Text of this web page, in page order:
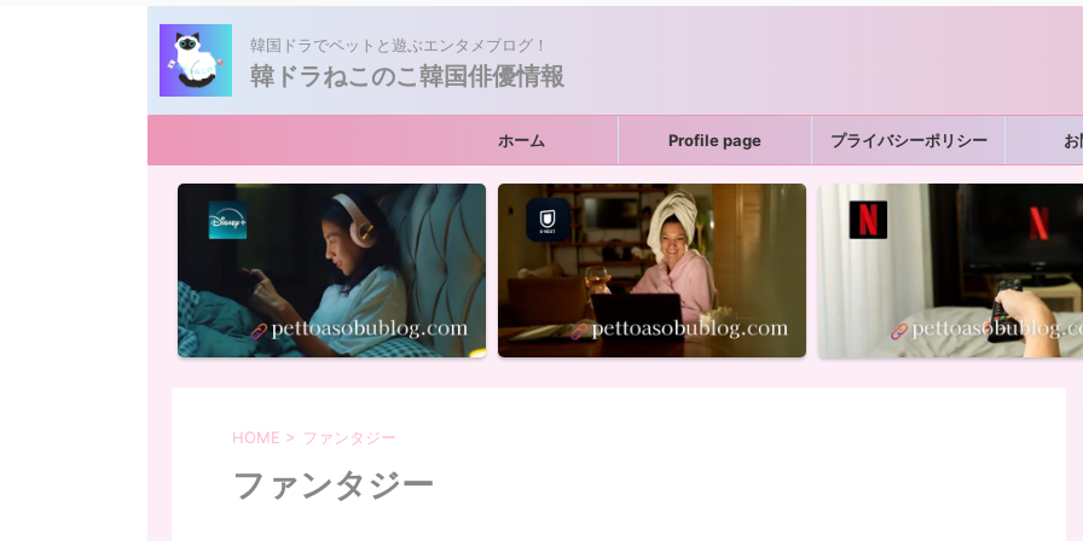
韓国ドラでペットと遊ぶエンタメブログ！
韓ドラねこのこ韓国俳優情報
ホーム Profile page プライバシーポリシー
HOME > ファンタジー
ファンタジー